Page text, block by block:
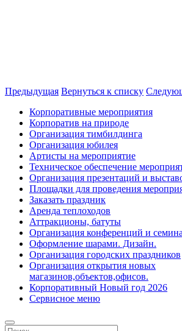
Предыдущая Вернуться к списку
Корпоративные мероприятия
Корпоратив на природе
Организация тимбилдинга
Организация юбилея
Артисты на мероприятие
Техническое обеспечение
Организация презентаций и
Площадки для проведения
Заказать праздник
Аренда теплоходов
Аттракционы, батуты
Организация конференций и
Оформление шарами. Дизайн.
Организация городских праздников
Организация открытия новых
магазинов,объектов,офисов.
Корпоративный Новый год 2026
Сервисное меню